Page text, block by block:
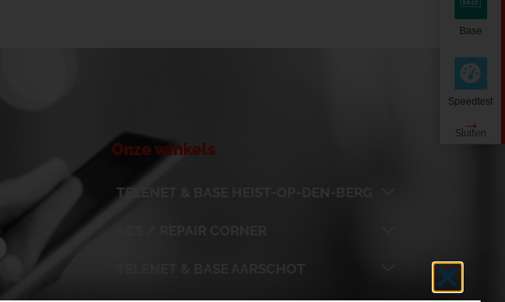
Onze winkels
TELENET & BASE HEIST-OP-DEN-BERG
Base
Speedtest